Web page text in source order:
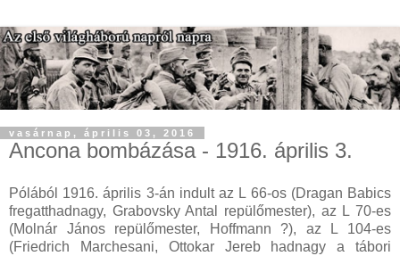
vasárnap, április 03, 2016
Ancona bombázása - 1916. április 3.
Pólából 1916. április 3-án indult az L 66-os (Dragan Babics
fregatthadnagy, Grabovsky Antal repülőmester), az L 70-es
(Molnár János repülőmester, Hoffmann ?), az L 104-es
(Friedrich Marchesani, Ottokar Jereb hadnagy a tábori